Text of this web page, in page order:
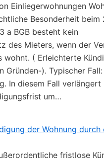
Einliegerwohnungen
Besonderheit beim
a BGB besteht kein
des Mieters, wenn der
wohnt. ( Erleichterte
Gründen-). Typischer Fall:
In diesem Fall verlängert
um…
der Wohnung durch
fristlose